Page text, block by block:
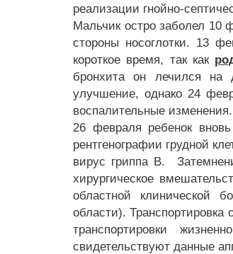
реализации гнойно-
Мальчик остро заболел 10
стороны носоглотки. 13
короткое время, так как
бронхита он лечился на
улучшение, однако 24
воспалительные изменения.
26 февраля ребенок
рентгенографии грудной
вирус гриппа В.
хирургическое
областной клинической
области).
транспортировки
свидетельствуют данные